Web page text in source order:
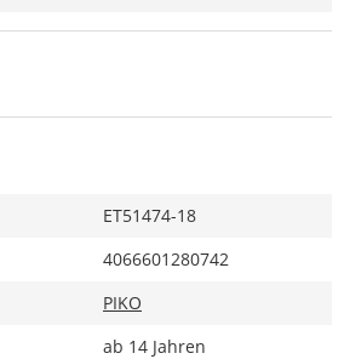
ET51474-18
4066601280742
PIKO
ab 14 Jahren